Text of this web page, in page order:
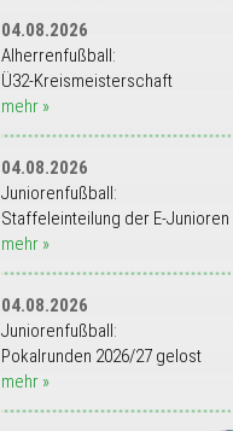
04.08.2026
Alherrenfußball:
Ü32-Kreismeisterschaft
mehr »
04.08.2026
Juniorenfußball:
Staffeleinteilung der E-Junioren
mehr »
04.08.2026
Juniorenfußball:
Pokalrunden 2026/27 gelost
mehr »